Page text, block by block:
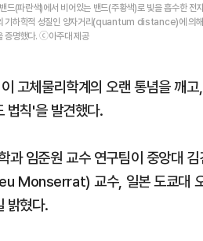
드(파란색)에서 비어있는 밴드(주황색)로 빛을 흡수한
기하학적 성질인 양자거리(quantum distance)에 의해
증명했다. ⓒ아주대 제공
고체물리학계의 오랜 통념을 깨
법칙'을 발견했다.
과 임준원 교수 연구팀이 중앙대
Monserrat) 교수, 일본 도쿄대
밝혔다.